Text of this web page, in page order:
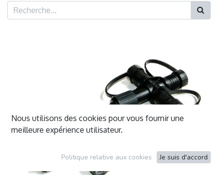
Nous utilisons des cookies pour vous fournir une
meilleure expérience utilisateur.
Politique relative aux cookies Je suis d'accord